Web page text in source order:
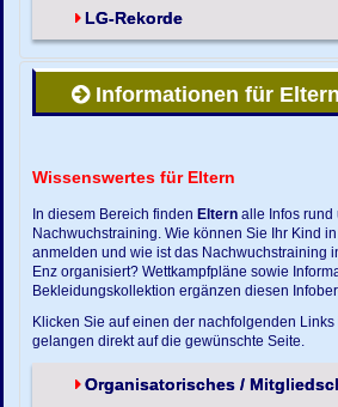
LG-Rekorde
Informationen für Eltern
Wissenswertes für Eltern
In diesem Bereich finden Eltern alle Infos rund
Nachwuchstraining. Wie können Sie Ihr Kind
anmelden und wie ist das Nachwuchstraining
Enz organisiert? Wettkampfpläne sowie
Bekleidungskollektion ergänzen diesen
Klicken Sie auf einen der nachfolgenden
gelangen direkt auf die gewünschte Seite.
Organisatorisches /